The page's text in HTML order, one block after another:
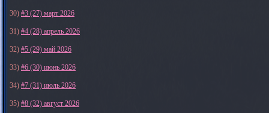
30) #3 (27) март 2026
31) #4 (28) апрель 2026
32) #5 (29) май 2026
33) #6 (30) июнь 2026
34) #7 (31) июль 2026
35) #8 (32) август 2026